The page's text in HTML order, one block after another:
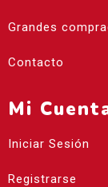
Grandes
Contacto
Mi
Iniciar Sesión
Registrarse